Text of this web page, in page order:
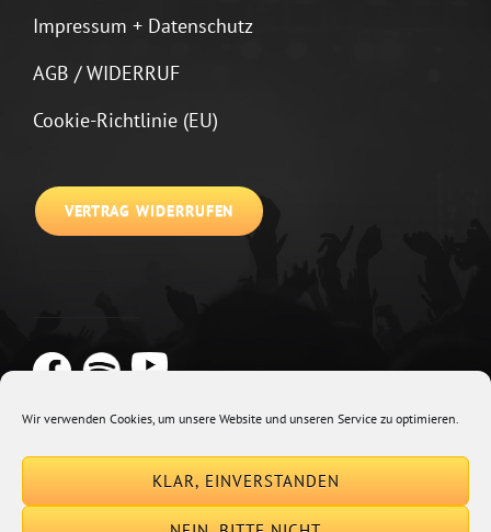
Wir verwenden Cookies, um unsere Website und unseren Service zu optimieren.
KLAR, EINVERSTANDEN
Impressum + Datenschutz
AGB / WIDERRUF
Cookie-Richtlinie (EU)
VERTRAG WIDERRUFEN
Euphony By Catch Themes